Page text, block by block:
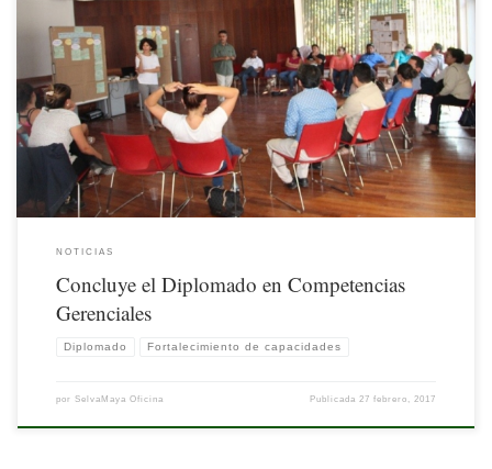
Con el objetivo de proporcionar herramientas para mejorar tanto la gestión al
interior de sus propias instituciones, como la coordinación y cooperación
interinstitucional, a favor de la conservación de los recursos naturales de la Selva
Maya trinacional (Belice, Guatemala y México), se impartió el Diplomado
“Competencias Gerenciales para Liderazgo Efectivo”, […]
NOTICIAS
Concluye el Diplomado en Competencias
Gerenciales
Diplomado Fortalecimiento de capacidades
por SelvaMaya Oficina Publicada27 febrero, 2017